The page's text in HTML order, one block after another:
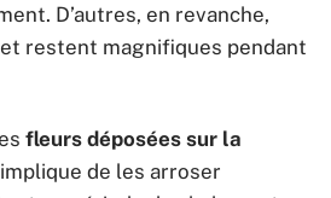
D’autres, en revanche,
restent magnifiques pendant
fleurs déposées sur la
de les arroser